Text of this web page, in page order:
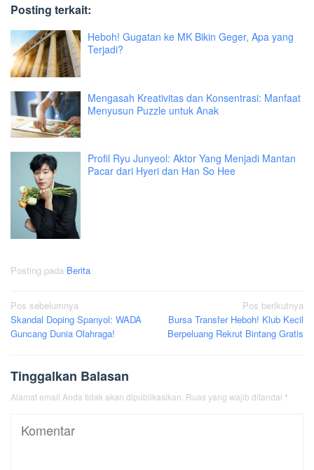
Posting terkait:
Heboh! Gugatan ke MK Bikin Geger, Apa yang
Terjadi?
Mengasah Kreativitas dan Konsentrasi: Manfaat
Menyusun Puzzle untuk Anak
Profil Ryu Junyeol: Aktor Yang Menjadi Mantan
Pacar dari Hyeri dan Han So Hee
Posting pada Berita
Navigasi
pos
Pos sebelumnya
Skandal Doping Spanyol: WADA
Guncang Dunia Olahraga!
Pos berikutnya
Bursa Transfer Heboh! Klub Kecil
Berpeluang Rekrut Bintang Gratis
Tinggalkan Balasan
Alamat email Anda tidak akan dipublikasikan. Ruas yang wajib ditandai *